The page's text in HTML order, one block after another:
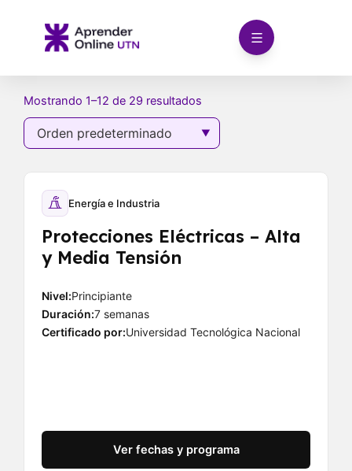
contenido
Mostrando 1–12 de 29 resultados
Energía e Industria
Protecciones Eléctricas – Alta
y Media Tensión
Nivel:Principiante
Duración:7 semanas
Certificado por:Universidad Tecnológica Nacional
Ver fechas y programa